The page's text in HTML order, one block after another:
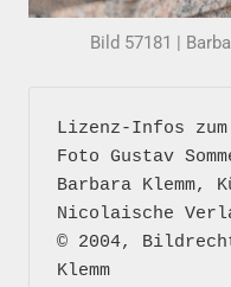
Bild 57181 |
Lizenz-Infos
Foto Gustav
Barbara Klemm,
Nicolaische
© 2004,
Klemm